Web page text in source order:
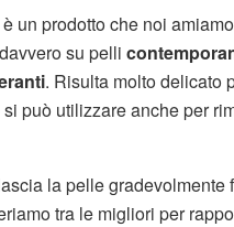
un prodotto che noi
su pelli
. Risulta molto delicato
si può utilizzare anche per
la pelle gradevolmente
tra le migliori per